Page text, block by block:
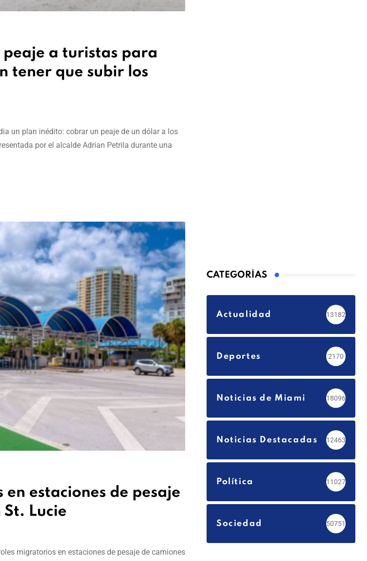
a turistas para
tener que subir los
un plan inédito: cobrar un peaje de un dólar a los
por el alcalde Adrian Petrila durante una
estaciones de pesaje
Lucie
migratorios en estaciones de pesaje de camiones
CATEGORÍAS
Actualidad 13182
Deportes 2170
Noticias de Miami 18096
Noticias Destacadas 12463
Política 11027
Sociedad 50751